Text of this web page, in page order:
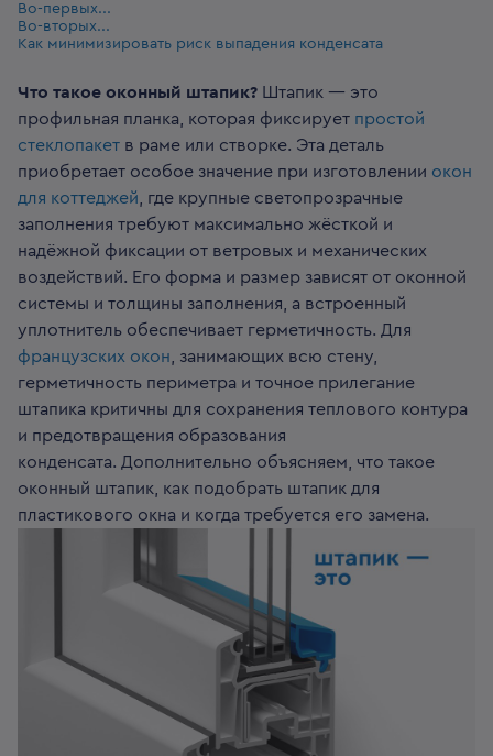
Во-первых...
Во-вторых...
Как минимизировать риск выпадения конденсата
Что такое оконный штапик? Штапик — это
профильная планка, которая фиксирует простой
стеклопакет в раме или створке. Эта деталь
приобретает особое значение при изготовлении окон
для коттеджей , где крупные светопрозрачные
заполнения требуют максимально жёсткой и
надёжной фиксации от ветровых и механических
воздействий. Его форма и размер зависят от оконной
системы и толщины заполнения, а встроенный
уплотнитель обеспечивает герметичность. Для
французских окон , занимающих всю стену,
герметичность периметра и точное прилегание
штапика критичны для сохранения теплового контура
и предотвращения образования
конденсата. Дополнительно объясняем, что такое
оконный штапик, как подобрать штапик для
пластикового окна и когда требуется его замена.